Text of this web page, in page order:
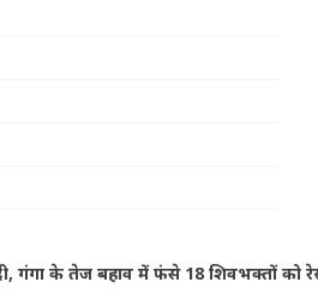
Uttarakhand Weather